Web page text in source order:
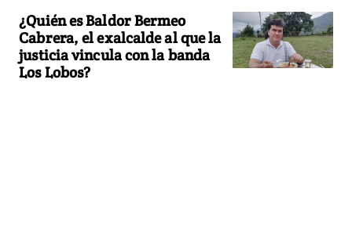
¿Quién es Baldor Bermeo
Cabrera, el exalcalde al que la
justicia vincula con la banda
Los Lobos?